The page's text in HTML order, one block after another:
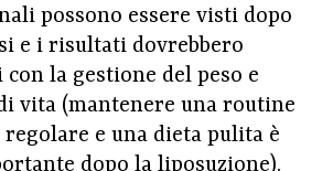
possono essere visti dopo
e i risultati dovrebbero
la gestione del peso e
vita (mantenere una routine
e una dieta pulita è
dopo la liposuzione).